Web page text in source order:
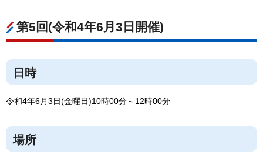
第5回(令和4年6月3日開催)
日時
令和4年6月3日(金曜日)10時00分～12時00分
場所